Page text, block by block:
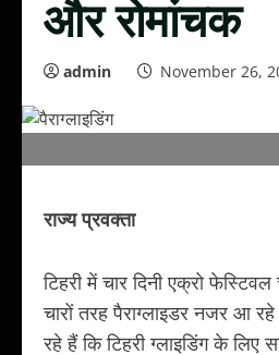
और रोमांचक
admin November 26,
राज्य प्रवक्ता
टिहरी में चार दिनी एक्रो
चारों तरह पैराग्लाइडर नजर आ
रहे हैं कि टिहरी ग्लाइडिंग के